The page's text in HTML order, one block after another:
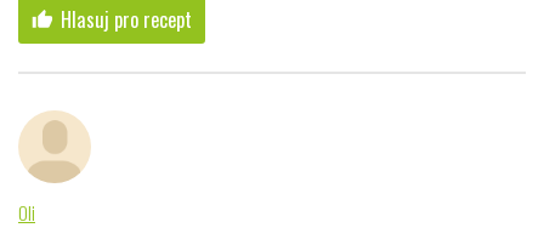
thumb_up Hlasuj pro recept
Oli